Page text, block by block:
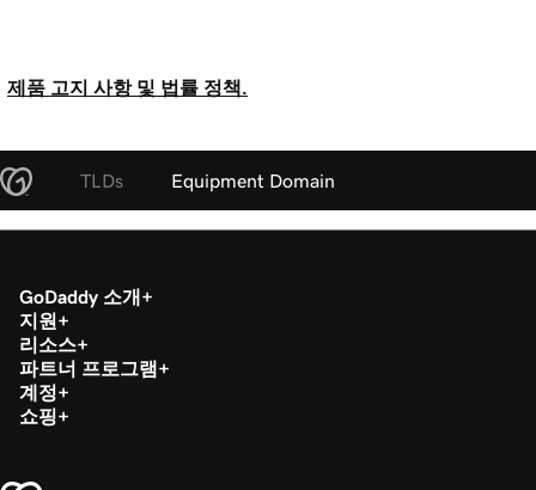
제품 고지 사항 및 법률 정책.
TLDs Equipment Domain
GoDaddy 소개
지원
리소스
파트너 프로그램
계정
쇼핑